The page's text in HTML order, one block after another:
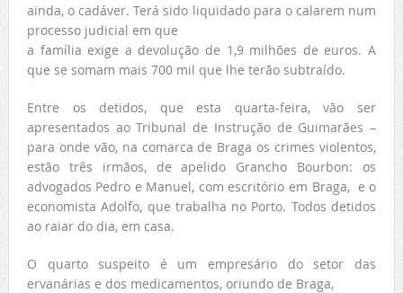
ainda, o cadáver. Terá sido liquidado para o calarem num
processo judicial em que
a família exige a devolução de 1,9 milhões de euros. A
que se somam mais 700 mil que lhe terão subtraído.
Entre os detidos, que esta quarta-feira, vão ser
apresentados ao Tribunal de Instrução de Guimarães –
para onde vão, na comarca de Braga os crimes violentos,
estão três irmãos, de apelido Grancho Bourbon: os
advogados Pedro e Manuel, com escritório em Braga, e o
economista Adolfo, que trabalha no Porto. Todos detidos
ao raiar do dia, em casa.
O quarto suspeito é um empresário do setor das
ervanárias e dos medicamentos, oriundo de Braga,